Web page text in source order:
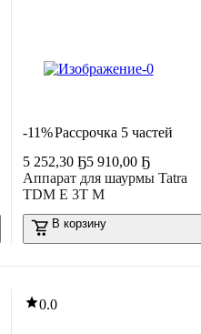
-11%Рассрочка 5 частей
5 252,30 Ҕ5 910,00 Ҕ
Аппарат для шаурмы Tatra
TDM E 3T M
В корзину
0.0